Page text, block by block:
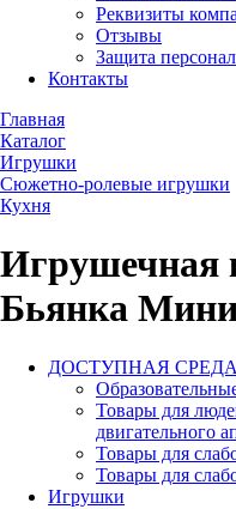
Реквизиты
Отзывы
Защита
Контакты
Главная
Каталог
Игрушки
Сюжетно-ролевые игрушки
Кухня
Игрушечная
Бьянка
ДОСТУПНАЯ СРЕДА
Товары для
двигательного
Товары для
Товары для
Игрушки